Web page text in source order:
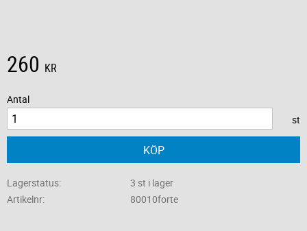
260 KR
Antal
st
KÖP
Lagerstatus
3 st i lager
Artikelnr
80010forte